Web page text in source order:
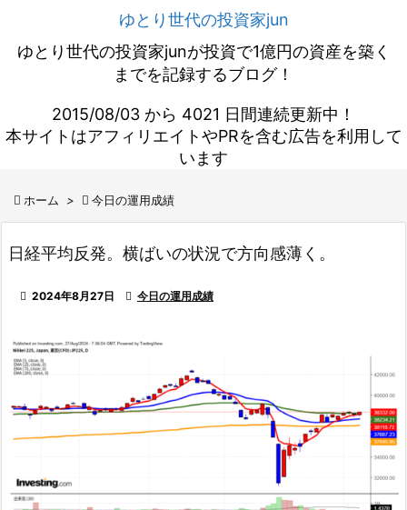
ゆとり世代の投資家jun
ゆとり世代の投資家junが投資で1億円の資産を築く
までを記録するブログ！
2015/08/03 から 4021 日間連続更新中！
本サイトはアフィリエイトやPRを含む広告を利用して
います
 ホーム >  今日の運用成績
日経平均反発。横ばいの状況で方向感薄く。
 2024年8月27日  今日の運用成績